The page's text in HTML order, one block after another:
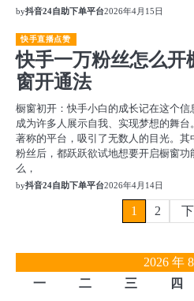
by抖音24自助下单平台2026年4月15日
快手直播点赞
快手一万粉丝怎么开
窗开通法
橱窗初开：快手小白的成长记在这个
成为许多人展示自我、实现梦想的舞
著称的平台，吸引了无数人的目光。
粉丝后，都跃跃欲试地想要开启橱窗
么，
by抖音24自助下单平台2026年4月14日
分
1 2
2026 年
一
二 三 四